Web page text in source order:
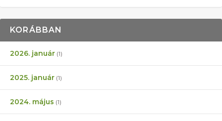
KORÁBBAN
2026. január (1)
2025. január (1)
2024. május (1)